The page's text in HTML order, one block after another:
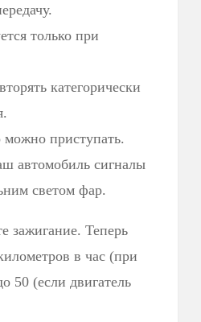
только при
категорически
приступать.
автомобиль сигналы
светом фар.
зажигание. Теперь
в час (при
50 (если двигатель